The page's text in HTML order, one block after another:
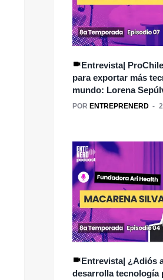
Entrevista|
para exportar más
mundo: Lorena
POR ENTREPRENERD
Entrevista| ¿Adiós
desarrolla tecnología